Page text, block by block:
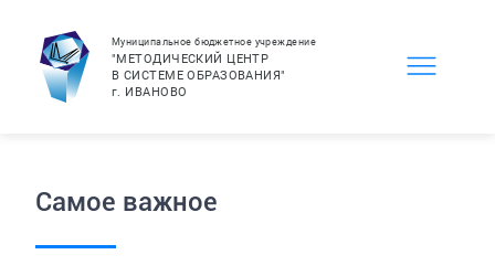
Муниципальное бюджетное учреждение
"МЕТОДИЧЕСКИЙ ЦЕНТР
В СИСТЕМЕ ОБРАЗОВАНИЯ"
г. ИВАНОВО
Самое важное